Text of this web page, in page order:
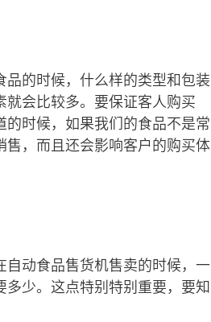
的时候，什么样的类型和包装
会比较多。要保证客人购买
时候，如果我们的食品不是常
，而且还会影响客户的购买体
动食品售货机售卖的时候，一
少。这点特别特别重要，要知